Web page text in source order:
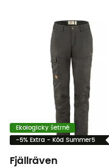
Ekologicky šetrné
-5% Extra - Kód Summer5
Fjällräven